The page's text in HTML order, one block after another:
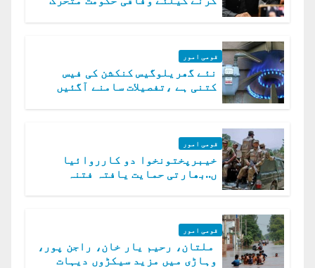
قومی امور
نئے گھریلوگیس کنکشن کی فیس
کتنی ہے ،تفصیلات سامنے آگئیں
قومی امور
خیبرپختونخوا دو کارروائیا
ں..بھارتی حمایت یافتہ فتنہ
قومی امور
ملتان، رحیم یار خان، راجن پور،
وہاڑی میں مزید سیکڑوں دیہات